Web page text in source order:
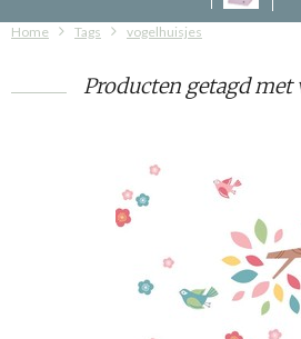
Home Tags vogelhuisjes
Producten getagd met